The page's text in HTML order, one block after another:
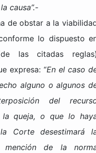
causa”.-
de obstar a la
lo dispuesto
(de las citadas
expresa: “En el caso
alguno o algunos
del
queja, o que lo
Corte desestimará
mención de la